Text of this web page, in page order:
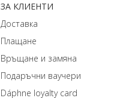
ЗA КЛИЕНТИ
Доставка
Плащане
Връщане и замяна
Подаръчни ваучери
Dáphnе loyalty card